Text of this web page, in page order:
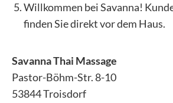
Willkommen bei Savanna!
finden Sie direkt vor dem Haus.
Savanna Thai Massage
Pastor-Böhm-Str. 8-10
53844 Troisdorf